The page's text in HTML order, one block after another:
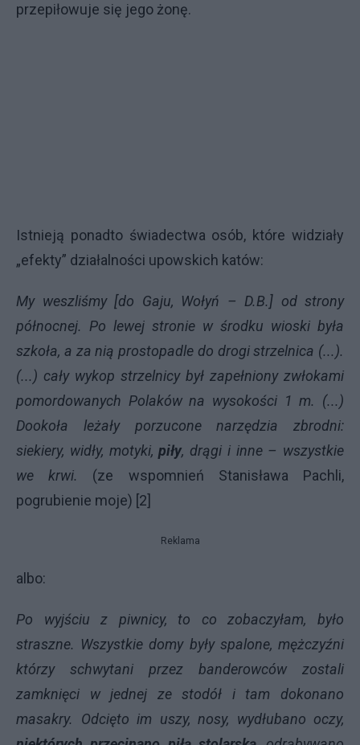
przepiłowuje się jego żonę.
Istnieją ponadto świadectwa osób, które widziały
„efekty” działalności upowskich katów:
My weszliśmy [do Gaju, Wołyń – D.B.] od strony
północnej. Po lewej stronie w środku wioski była
szkoła, a za nią prostopadle do drogi strzelnica (...).
(...) cały wykop strzelnicy był zapełniony zwłokami
pomordowanych Polaków na wysokości 1 m. (...)
Dookoła leżały porzucone narzędzia zbrodni:
siekiery, widły, motyki,piły, drągi i inne – wszystkie
we krwi.
(ze wspomnień Stanisława Pachli,
pogrubienie moje) [2]
Reklama
albo:
Po wyjściu z piwnicy, to co zobaczyłam, było
straszne. Wszystkie domy były spalone, mężczyźni
którzy schwytani przez banderowców zostali
zamknięci w jednej ze stodół i tam dokonano
masakry. Odcięto im uszy, nosy, wydłubano oczy,